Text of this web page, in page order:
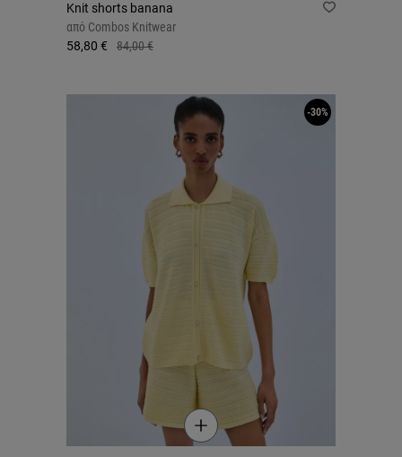
Knit shorts banana
από Combos Knitwear
58,80 €
84,00 €
-30%